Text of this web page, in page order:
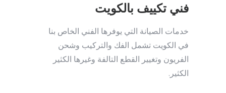
فني تكييف بالكويت
خدمات الصيانة التي يوفرها الفني الخاص بنا
في الكويت تشمل الفك والتركيب وشحن
الفريون وتغيير القطع التالفة وغيرها الكثير
الكثير.